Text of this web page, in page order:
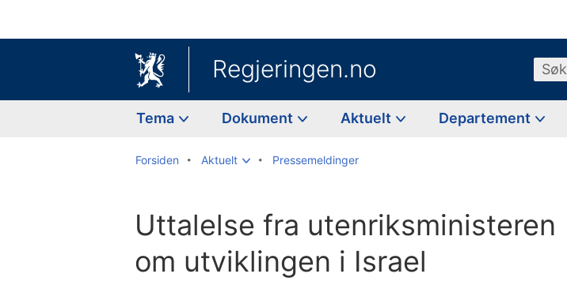
Regjeringen.no Søk
Tema Dokument Aktuelt Departement
Forsiden Aktuelt Pressemeldinger
Uttalelse fra utenriksministeren
om utviklingen i Israel